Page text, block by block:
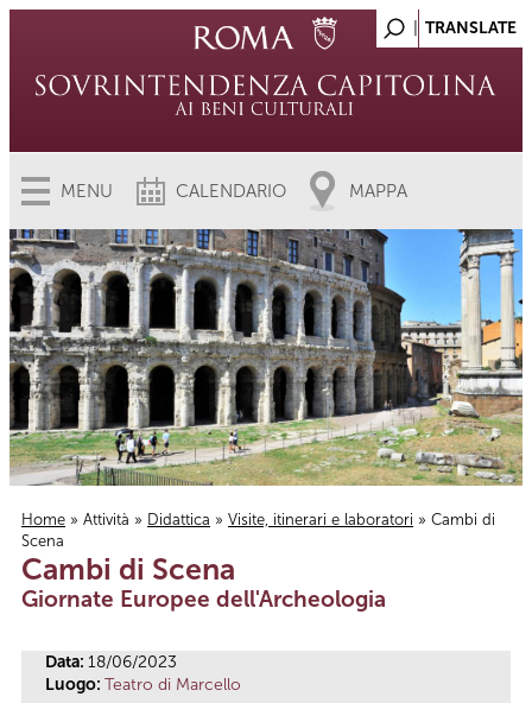
MENU CALENDARIO MAPPA
Tu sei qui
Home » Attività » Didattica » Visite, itinerari e laboratori » Cambi di
Scena
Cambi di Scena
Giornate Europee dell'Archeologia
Data: 18/06/2023
Luogo: Teatro di Marcello